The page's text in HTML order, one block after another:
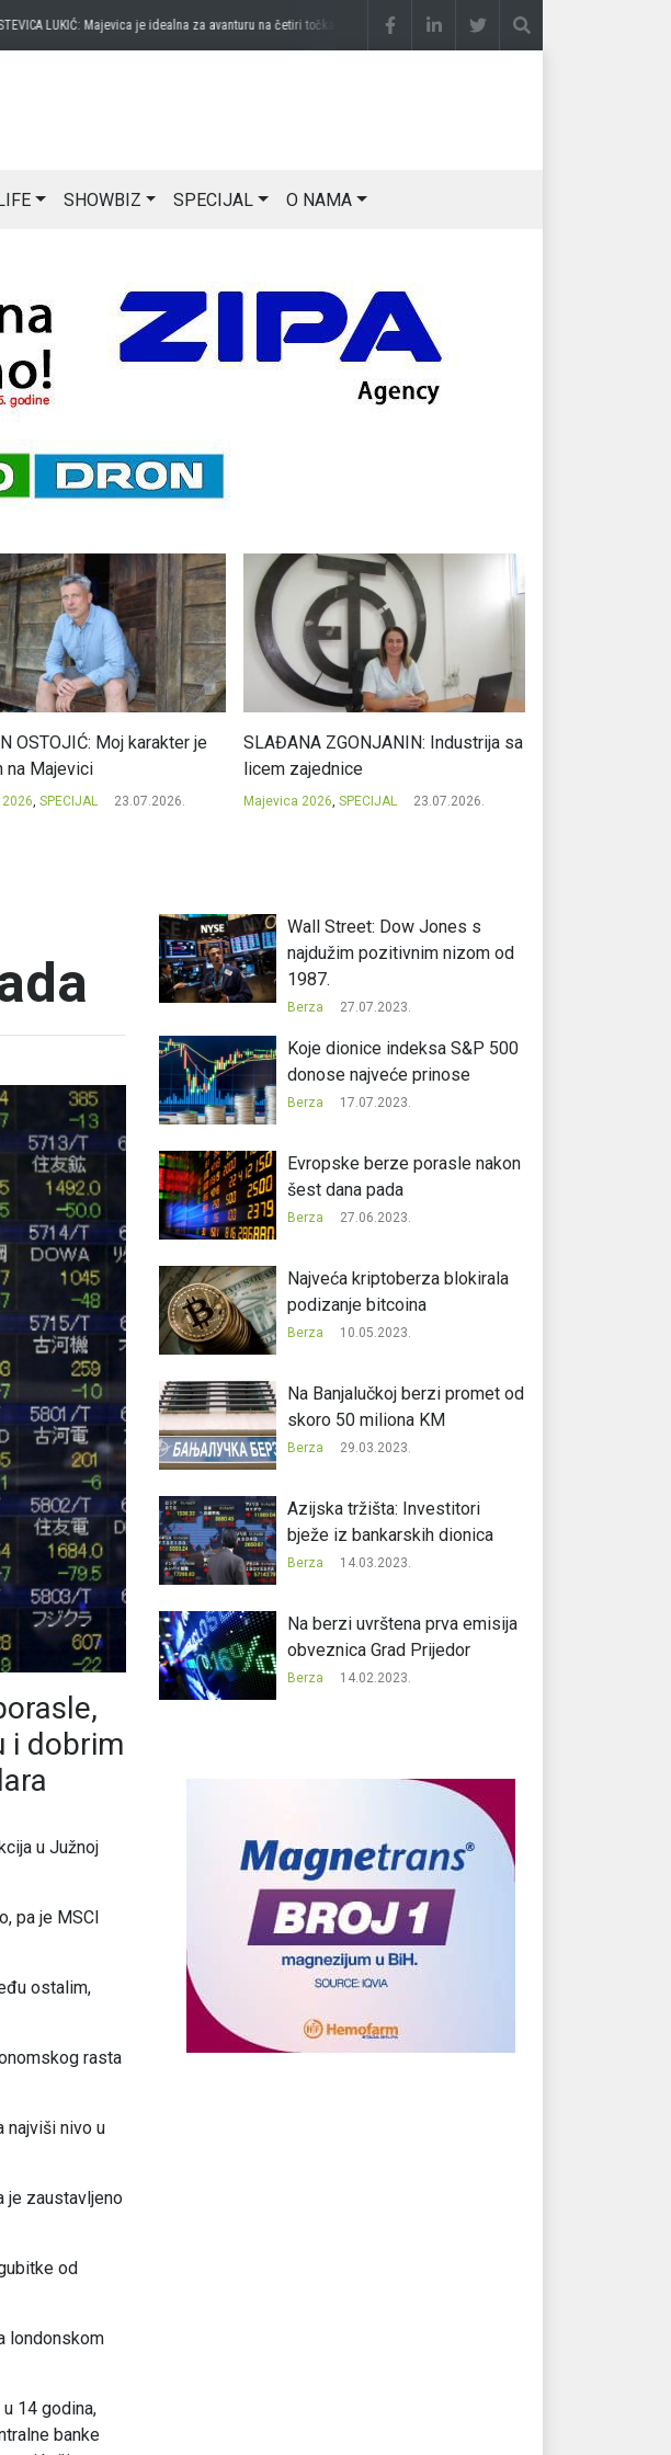
LUKIĆ: Majevica je idealna za avanturu na četiri točkaprije 3 sedmice DRAGAN OSTOJIĆ: Moj karakter je
LIFE SHOWBIZ SPECIJAL O NAMA
OSTOJIĆ: Moj karakter je
na Majevici
, SPECIJAL 23.07.2026.
SLAĐANA ZGONJANIN: Industrija sa
licem zajednice
Majevica 2026, SPECIJAL 23.07.2026.
i dobrim
u Južnoj
pa je MSCI
ostalim,
rasta
najviši nivo u
je zaustavljeno
od
londonskom
14 godina,
banke
Wall Street: Dow Jones s
najdužim pozitivnim nizom od
1987.
Berza 27.07.2023.
Koje dionice indeksa S&P 500
donose najveće prinose
Berza 17.07.2023.
Evropske berze porasle nakon
šest dana pada
Berza 27.06.2023.
Najveća kriptoberza blokirala
podizanje bitcoina
Berza 10.05.2023.
Na Banjalučkoj berzi promet od
skoro 50 miliona KM
Berza 29.03.2023.
Azijska tržišta: Investitori
bježe iz bankarskih dionica
Berza 14.03.2023.
Na berzi uvrštena prva emisija
obveznica Grad Prijedor
Berza 14.02.2023.